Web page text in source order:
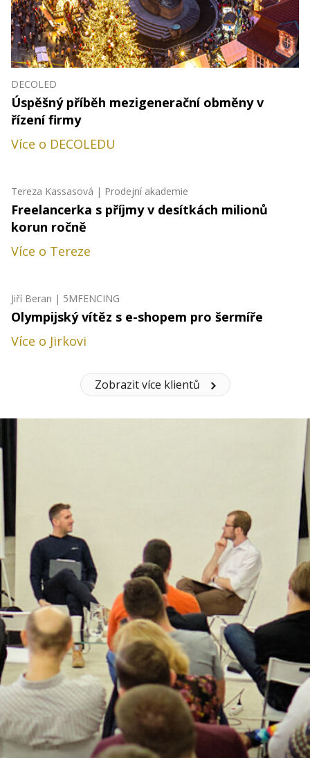
DECOLED
Úspěšný příběh mezigenerační obměny v
řízení firmy
Více o DECOLEDU
Tereza Kassasová | Prodejní akademie
Freelancerka s příjmy v desítkách milionů
korun ročně
Více o Tereze
Jiří Beran | 5MFENCING
Olympijský vítěz s e-shopem pro šermíře
Více o Jirkovi
Zobrazit více klientů